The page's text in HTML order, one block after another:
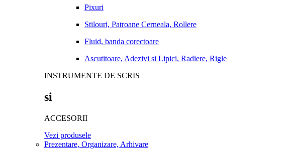
Pixuri
Stilouri, Patroane Cerneala, Rollere
Fluid, banda corectoare
Ascutitoare, Adezivi si Lipici, Radiere, Rigle
INSTRUMENTE DE SCRIS
si
ACCESORII
Vezi produsele
Prezentare, Organizare, Arhivare